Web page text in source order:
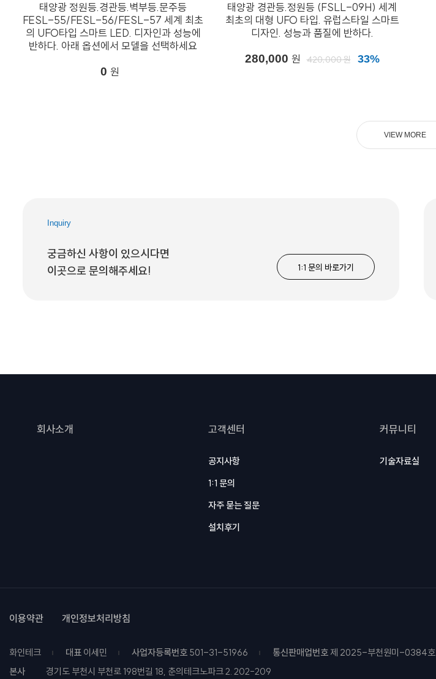
태양광 정원등.경관등.벽부등.문주등
FESL-55/FESL-56/FESL-57 세계 최초
의 UFO타입 스마트 LED. 디자인과 성능에
반하다. 아래 옵션에서 모델을 선택하세요
0 원
태양광 경관등.정원등 (FSLL-09H) 세계
최초의 대형 UFO 타입. 유럽스타일 스마트
디자인. 성능과 품질에 반하다.
280,000 원 420,000 원 33%
VIEW MORE
Inquiry
궁금하신 사항이 있으시다면
이곳으로 문의해주세요!
1:1 문의 바로가기
회사소개 고객센터
공지사항
1:1 문의
자주 묻는 질문
설치후기
커뮤니티
기술자료실
이용약관 개인정보처리방침
화인테크 대표 이세민 사업자등록번호 501-31-51966 통신판매업번호 제 2025-부천원미-0384호
본사
경기도 부천시 부천로 198번길 18, 춘의테크노파크 2. 202-209